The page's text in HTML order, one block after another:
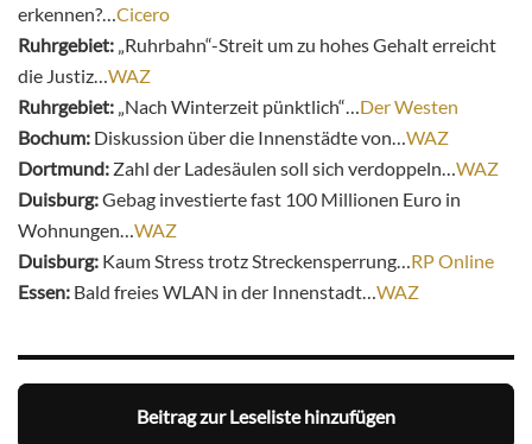
erkennen?… Cicero
Ruhrgebiet: „Ruhrbahn“-Streit um zu hohes Gehalt erreicht
die Justiz… WAZ
Ruhrgebiet: „Nach Winterzeit pünktlich“… Der Westen
Bochum: Diskussion über die Innenstädte von… WAZ
Dortmund: Zahl der Ladesäulen soll sich verdoppeln… WAZ
Duisburg:Gebag investierte fast 100 Millionen Euro in
Wohnungen… WAZ
Duisburg: Kaum Stress trotz Streckensperrung… RP Online
Essen: Bald freies WLAN in der Innenstadt… WAZ
Beitrag zur Leseliste hinzufügen